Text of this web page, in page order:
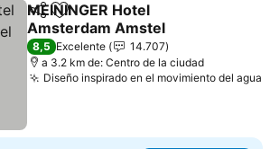
CompartirAgregar a favoritos
MEININGER Hotel
Amsterdam Amstel
8,5 Excelente
14.707
a 3.2 km de: Centro de la ciudad
Diseño inspirado en el movimiento del agua